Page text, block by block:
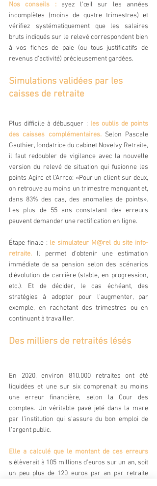
Nos conseils : ayez l'œil sur les années
incomplètes (moins de quatre trimestres) et
vérifiez systématiquement que les salaires
bruts indiqués sur le relevé correspondent bien
à vos fiches de paie (ou tous justificatifs de
revenus d’activité) précieusement gardées.
Simulations validées par les
caisses de retraite
Plus difficile à débusquer : les oublis de points
des caisses complémentaires. Selon Pascale
Gauthier, fondatrice du cabinet Novelvy Retraite,
il faut redoubler de vigilance avec la nouvelle
version du relevé de situation qui fusionne les
points Agirc et l'Arrco: «Pour un client sur deux,
on retrouve au moins un trimestre manquant et,
dans 83% des cas, des anomalies de points».
Les plus de 55 ans constatant des erreurs
peuvent demander une rectification en ligne.
Étape finale : le simulateur M@rel du site info-
retraite. Il permet d’obtenir une estimation
immédiate de sa pension selon des scénarios
d’évolution de carrière (stable, en progression,
etc.). Et de décider, le cas échéant, des
stratégies à adopter pour l'augmenter, par
exemple, en rachetant des trimestres ou en
continuant à travailler.
Des milliers de retraités lésés
En 2020, environ 810.000 retraites ont été
liquidées et une sur six comprenait au moins
une erreur financière, selon la Cour des
comptes. Un véritable pavé jeté dans la mare
par l’institution qui s'assure du bon emploi de
l’argent public.
Elle a calculé que le montant de ces erreurs
s’élèverait à 105 millions d’euros sur un an, soit
un peu plus de 120 euros par an par retraite